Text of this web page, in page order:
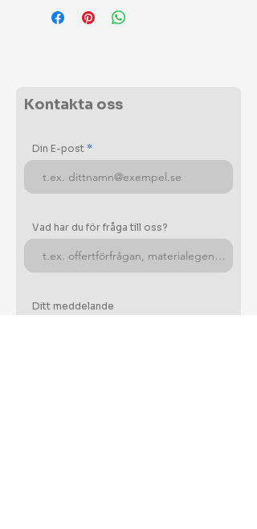
Kontakta oss
Din E-post
Vad har du för fråga till oss?
Ditt meddelande